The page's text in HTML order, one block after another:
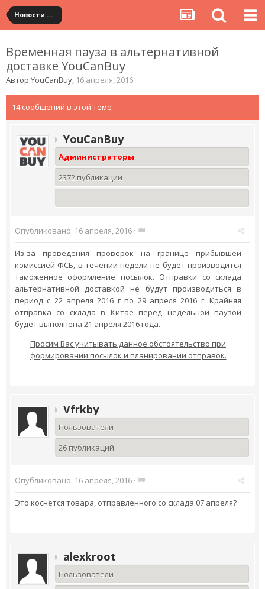
Новости сервиса
Временная пауза в альтернативной
доставке YouCanBuy
Автор YouCanBuy, 16 апреля, 2016
14 сообщений в этой теме
YouCanBuy
Администраторы
2372 публикации
Опубликовано: 16 апреля, 2016 ·
Из-за проведения проверок на границе прибывшей
комиссией ФСБ, в течении недели не будет производится
таможенное оформление посылок. Отправки со склада
альтернативной доставкой не будут производиться в
период с 22 апреля 2016 г по 29 апреля 2016 г. Крайняя
отправка со склада в Китае перед недельной паузой
будет выполнена 21 апреля 2016 года.
Просим Вас учитывать данное обстоятельство при
формировании посылок и планировании отправок.
Vfrkby
Пользователи
26 публикаций
Опубликовано: 16 апреля, 2016 ·
Это коснется товара, отправленного со склада 07 апреля?
alexkroot
Пользователи